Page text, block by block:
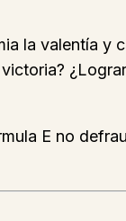
la valentía y
E no